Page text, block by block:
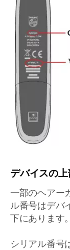
デバイスの上
一部のヘアー
ル番号はデバ
下にあります。
シリアル番号